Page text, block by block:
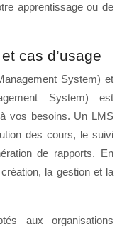
apprentissage ou de
cas d’usage
System) et
System) est
vos besoins. Un LMS
des cours, le suivi
de rapports. En
la gestion et la
aux organisations